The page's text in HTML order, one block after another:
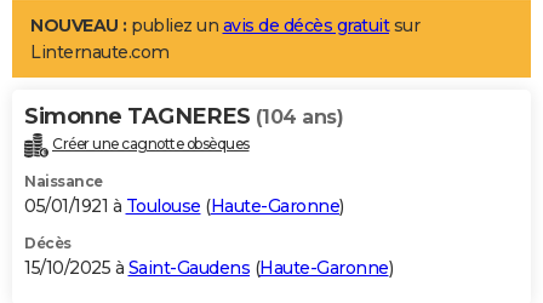
LIFESTYLE
Art de vivre
Bien-être
Loisirs
Mode
Modes de vie
Alimentation
Guide de la santé
Maladies
Médicaments
Sommeil
VOYAGE
Destinations
City break
Voyage nature
Voyage de noces
Forum
Climat
+PHOTO
GUIDES D'ACHAT
BONS PLANS
NOUVEAU : publiez un avis de décès gratuitsur
Linternaute.com
Simonne TAGNERES (104 ans)
Créer une cagnotte obsèques
Naissance
05/01/1921 à Toulouse (Haute-Garonne)
Décès
15/10/2025 à Saint-Gaudens (Haute-Garonne)